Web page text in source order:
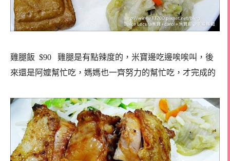
雞腿飯 $90 雞腿是有點辣度的，米寶邊吃邊唉唉叫，後
來還是阿嬤幫忙吃，媽媽也一齊努力的幫忙吃，才完成的